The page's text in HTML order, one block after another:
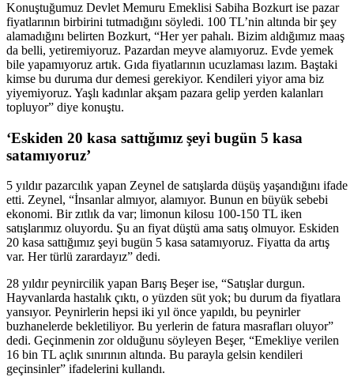
Konuştuğumuz Devlet Memuru Emeklisi Sabiha Bozkurt ise pazar
fiyatlarının birbirini tutmadığını söyledi. 100 TL’nin altında bir şey
alamadığını belirten Bozkurt, “Her yer pahalı. Bizim aldığımız maaş
da belli, yetiremiyoruz. Pazardan meyve alamıyoruz. Evde yemek
bile yapamıyoruz artık. Gıda fiyatlarının ucuzlaması lazım. Baştaki
kimse bu duruma dur demesi gerekiyor. Kendileri yiyor ama biz
yiyemiyoruz. Yaşlı kadınlar akşam pazara gelip yerden kalanları
topluyor” diye konuştu.
‘Eskiden 20 kasa sattığımız şeyi bugün 5 kasa
satamıyoruz’
5 yıldır pazarcılık yapan Zeynel de satışlarda düşüş yaşandığını ifade
etti. Zeynel, “İnsanlar almıyor, alamıyor. Bunun en büyük sebebi
ekonomi. Bir zıtlık da var; limonun kilosu 100-150 TL iken
satışlarımız oluyordu. Şu an fiyat düştü ama satış olmuyor. Eskiden
20 kasa sattığımız şeyi bugün 5 kasa satamıyoruz. Fiyatta da artış
var. Her türlü zarardayız” dedi.
28 yıldır peynircilik yapan Barış Beşer ise, “Satışlar durgun.
Hayvanlarda hastalık çıktı, o yüzden süt yok; bu durum da fiyatlara
yansıyor. Peynirlerin hepsi iki yıl önce yapıldı, bu peynirler
buzhanelerde bekletiliyor. Bu yerlerin de fatura masrafları oluyor”
dedi. Geçinmenin zor olduğunu söyleyen Beşer, “Emekliye verilen
16 bin TL açlık sınırının altında. Bu parayla gelsin kendileri
geçinsinler” ifadelerini kullandı.